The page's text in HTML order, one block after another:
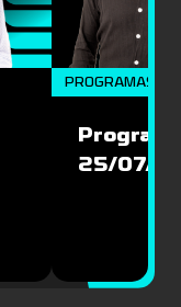
PROGRAMAS
25/07/